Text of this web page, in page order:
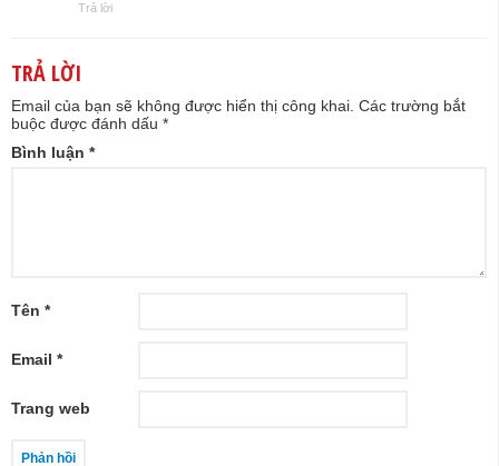
Trả lời
TRẢ LỜI
Email của bạn sẽ không được hiển thị công khai. Các trường bắt
buộc được đánh dấu *
Bình luận *
Tên *
Email *
Trang web